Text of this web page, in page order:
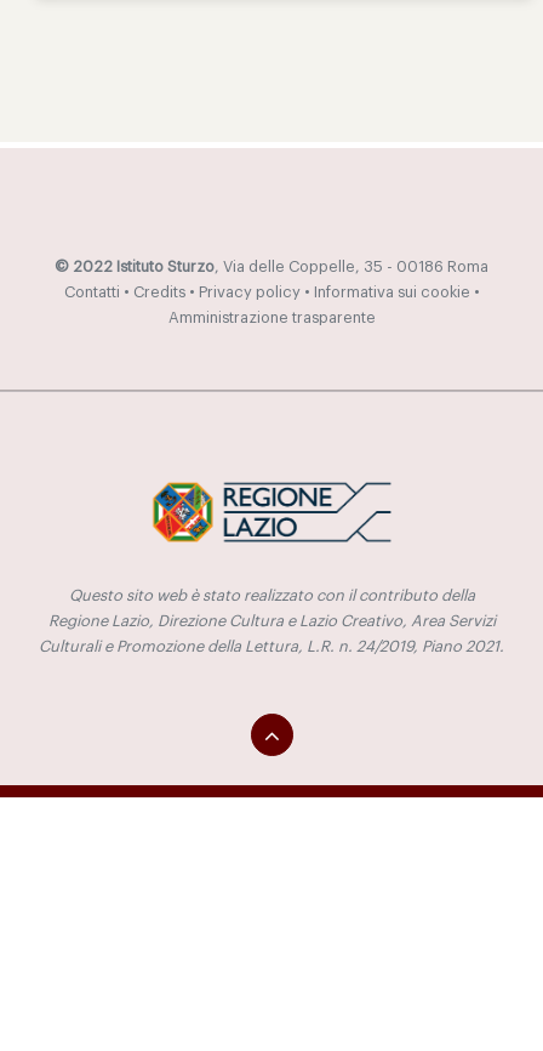
© 2022 Istituto Sturzo, Via delle Coppelle, 35 - 00186 Roma
Contatti • Credits• Privacy policy• Informativa sui cookie •
Amministrazione trasparente
Questo sito web è stato realizzato con il contributo della
Regione Lazio, Direzione Cultura e Lazio Creativo, Area Servizi
Culturali e Promozione della Lettura, L.R. n. 24/2019, Piano 2021.